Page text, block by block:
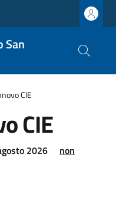
San
CIE
CIE
2026 non